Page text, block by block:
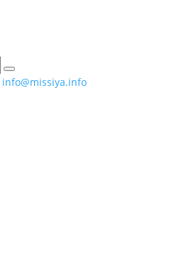
info@missiya.info